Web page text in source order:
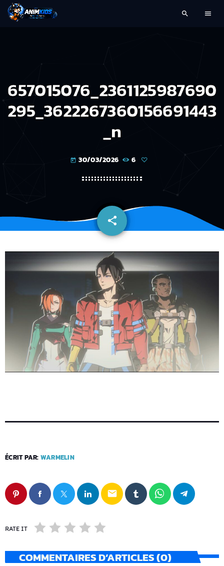
search menu
657015076_2361125987690
295_3622267360156691443
_n
today 30/03/2026 6
share
email
ÉCRIT PAR: WARMELIN
email
RATE IT
COMMENTAIRES D’ARTICLES (0)